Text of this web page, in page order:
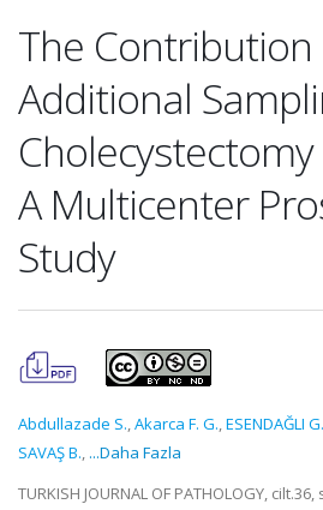
The
Additional
A Multicenter
Study
Abdullazade S.,Akarca F. G.,ESENDAĞLI G.
SAVAŞ B., ...Daha Fazla
TURKISH JOURNAL OF PATHOLOGY,